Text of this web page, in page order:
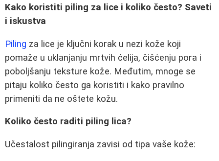
Kako koristiti piling za lice i koliko često? Saveti
i iskustva
Piling za lice je ključni korak u nezi kože koji
pomaže u uklanjanju mrtvih ćelija, čišćenju pora i
poboljšanju teksture kože. Međutim, mnoge se
pitaju koliko često ga koristiti i kako pravilno
primeniti da ne oštete kožu.
Koliko često raditi piling lica?
Učestalost pilingiranja zavisi od tipa vaše kože: